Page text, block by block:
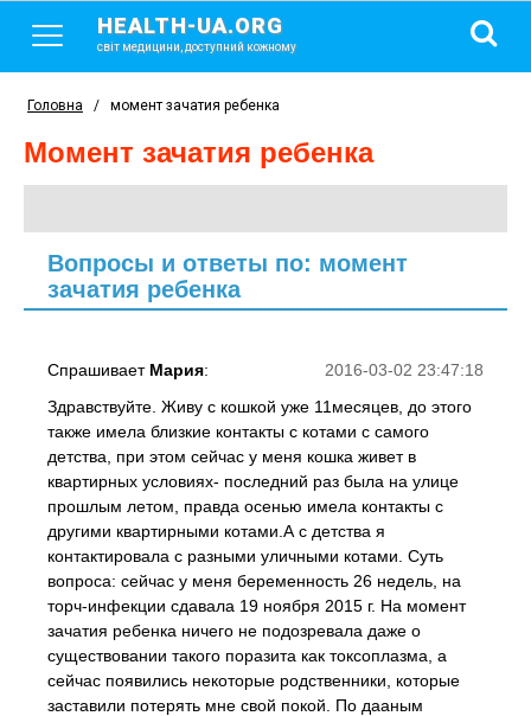
HEALTH-UA.ORG
світ медицини, доступний кожному
Головна / момент зачатия ребенка
момент зачатия ребенка
Вопросы и ответы по: момент
зачатия ребенка
2016-03-02 23:47:18
Спрашивает Мария:
Здравствуйте. Живу с кошкой уже 11месяцев, до этого
также имела близкие контакты с котами с самого
детства, при этом сейчас у меня кошка живет в
квартирных условиях- последний раз была на улице
прошлым летом, правда осенью имела контакты с
другими квартирными котами.А с детства я
контактировала с разными уличными котами. Суть
вопроса: сейчас у меня беременность 26 недель, на
торч-инфекции сдавала 19 ноября 2015 г. На момент
зачатия ребенка ничего не подозревала даже о
существовании такого поразита как токсоплазма, а
сейчас появились некоторые родственники, которые
заставили потерять мне свой покой. По дааным